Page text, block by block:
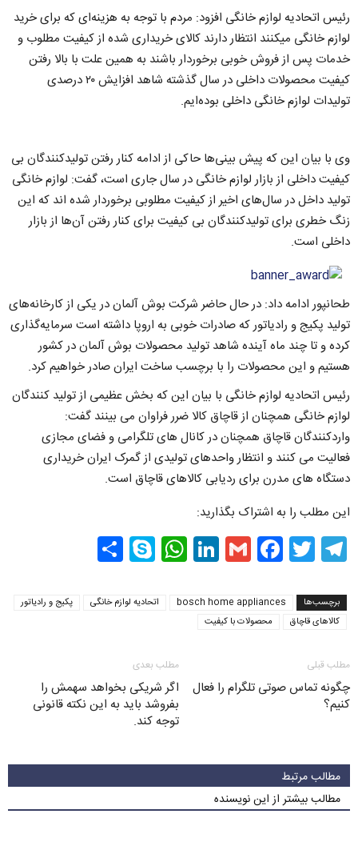
رئیس اتحادیه لوازم خانگی افزود: مردم با توجه به هزینه‌ای که برای خرید
لوازم خانگی میکنند انتظار دارند کالای خریداری شده از کیفیت مطلوب و
خدمات پس از فروش خوبی برخوردار باشند به همین علت با بالا رفتن
کیفیت محصولات داخلی در سال گذشته شاهد افزایش ۲۰ درصدی
تولیدات لوازم خانگی داخلی بوده‌ایم.
وی با بیان این که پیش بینی‌ها حاکی از ادامه کنار رفتن تولیدکنندگان بی
کیفیت داخلی از بازار لوازم خانگی در سال جاری است، گفت: لوازم خانگی
تولید داخل در سال‌های اخیر از کیفیت مطلوبی برخوردار شده اند که این
زنگ خطری برای تولیدکنندگان بی کیفیت برای کنار رفتن آن‌ها از بازار
داخلی است.
طحانپور ادامه داد: در حال حاضر شرکت بوش آلمان در یکی از کارخانه‌های
تولید پکیج و رادیاتور که صادرات خوبی به اروپا داشته است سرمایه‌گذاری
کرده و تا چند ماه آینده شاهد تولید محصولات بوش آلمان در کشور
هستیم و این محصولات را با برچسب ساخت ایران صادر خواهیم کرد.
رئیس اتحادیه لوازم خانگی با بیان این که بخش عظیمى از تولید کنندگان
لوازم خانگى همچنان از قاچاق کالا ضرر فراوان مى بینند گفت:
واردکنندگان قاچاق همچنان در کانال هاى تلگرامى و فضاى مجازى
فعالیت مى کنند و انتظار واحدهاى تولیدى از گمرک ایران خریدارى
دستگاه هاى مدرن براى ردیابى کالاهاى قاچاق است.
این مطلب را به اشتراک بگذارید:
Telegram
Twitter
Facebook
Gmail
LinkedIn
WhatsApp
Skype
برچسب‌ها bosch home appliances اتحادیه لوازم خانگی
پکیج و رادیاتور
كالاهاى قاچاق
محصولات با کیفیت
مطلب قبلی
چگونه تماس صوتی تلگرام را فعال
کنیم؟
مطلب بعدی
اگر شریکی بخواهد سهمش را
بفروشد باید به این نکته قانونی
توجه کند.
مطالب مرتبط
مطالب بیشتر از این نویسنده